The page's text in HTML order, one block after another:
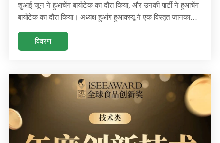
शुआई जून ने हुआचेंग बायोटेक का दौरा किया, और उनकी पार्टी ने हुआचेंग
बायोटेक का दौरा किया। अध्यक्ष हुआंग हुआक्स्यू ने एक विस्तृत जानकारी
निदेशक शुआई जून ने हुआचेंग बायोटेक का दौरा किया, और उनकी पार्टी ने
हुआचेंग बायोटेक का दौरा किया। अध्यक्ष हुआंग हुआक्स्यू ने एक विस्तृत
विवरण